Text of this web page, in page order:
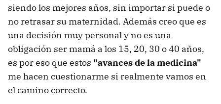
siendo los mejores años, sin importar si puede o
no retrasar su maternidad. Además creo que es
una decisión muy personal y no es una
obligación ser mamá a los 15, 20, 30 o 40 años,
es por eso que estos "avances de la medicina"
me hacen cuestionarme si realmente vamos en
el camino correcto.